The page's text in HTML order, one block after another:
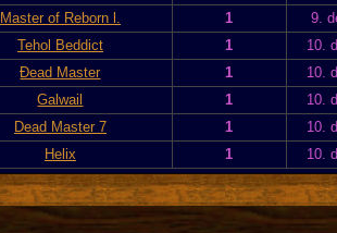
Master of Reborn l. 1
9.
Tehol Beddict 1
10.
Đead Master 1
10.
Galwail 1
10.
Dead Master 7 1
10.
Helix 1 10.